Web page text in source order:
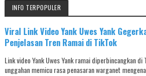
INFO TERPOPULER
Viral Link Video Yank Uwes Yank
Penjelasan Tren Ramai di TikTok
Link video Yank Uwes Yank ramai diperbincangkan
unggahan memicu rasa penasaran warganet